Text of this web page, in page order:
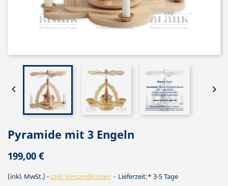
 
Pyramide mit 3 Engeln
199,00 €
(inkl. MwSt.) zzgl. Versandkosten Lieferzeit:* 3-5 Tage